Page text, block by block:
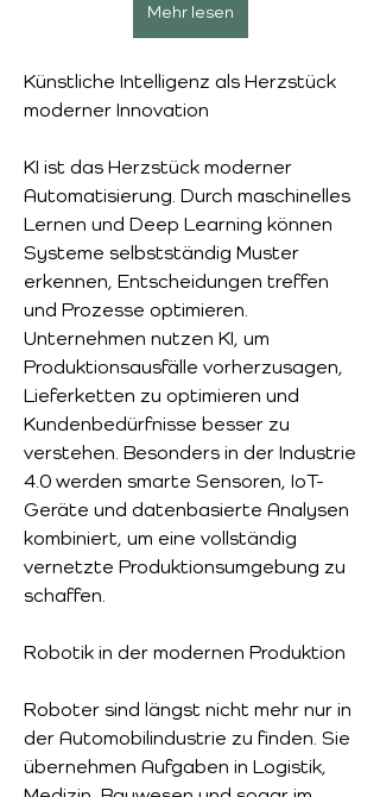
Mehr lesen
Künstliche Intelligenz als Herzstück
moderner Innovation
KI ist das Herzstück moderner
Automatisierung. Durch maschinelles
Lernen und Deep Learning können
Systeme selbstständig Muster
erkennen, Entscheidungen treffen
und Prozesse optimieren.
Unternehmen nutzen KI, um
Produktionsausfälle vorherzusagen,
Lieferketten zu optimieren und
Kundenbedürfnisse besser zu
verstehen. Besonders in der Industrie
4.0 werden smarte Sensoren, IoT-
Geräte und datenbasierte Analysen
kombiniert, um eine vollständig
vernetzte Produktionsumgebung zu
schaffen.
Robotik in der modernen Produktion
Roboter sind längst nicht mehr nur in
der Automobilindustrie zu finden. Sie
übernehmen Aufgaben in Logistik,